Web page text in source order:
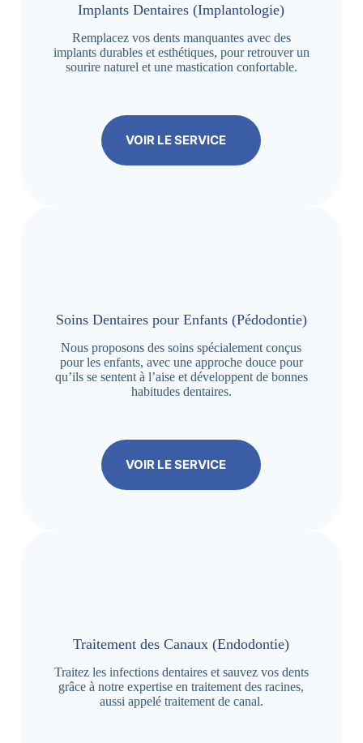
Implants Dentaires (Implantologie)
Remplacez vos dents manquantes avec des
implants durables et esthétiques, pour retrouver un
sourire naturel et une mastication confortable.
VOIR LE SERVICE
Soins Dentaires pour Enfants (Pédodontie)
Nous proposons des soins spécialement conçus
pour les enfants, avec une approche douce pour
qu’ils se sentent à l’aise et développent de bonnes
habitudes dentaires.
VOIR LE SERVICE
Traitement des Canaux (Endodontie)
Traitez les infections dentaires et sauvez vos dents
grâce à notre expertise en traitement des racines,
aussi appelé traitement de canal.